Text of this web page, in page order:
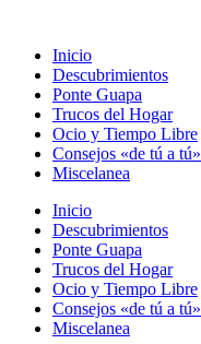
contenido
Inicio
Descubrimientos
Ponte Guapa
Trucos del Hogar
Ocio y Tiempo Libre
Consejos «de tú a tú»
Miscelanea
Inicio
Descubrimientos
Ponte Guapa
Trucos del Hogar
Ocio y Tiempo Libre
Consejos «de tú a tú»
Miscelanea